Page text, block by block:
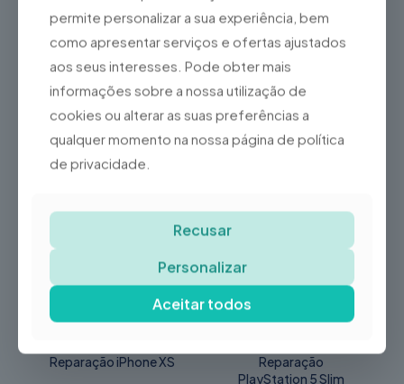
Auscultador, Coluna,
Microfone, Reparação
Placa-mãe, Formatação,
Intervenção Técnica
Produtos Relacionados
Reparação iPhone XS
Reparação
PlayStation 5 Slim
permite personalizar a sua experiência, bem
como apresentar serviços e ofertas ajustados
aos seus interesses. Pode obter mais
informações sobre a nossa utilização de
cookies ou alterar as suas preferências a
qualquer momento na nossa página de política
de privacidade.
Recusar
Personalizar
Aceitar todos